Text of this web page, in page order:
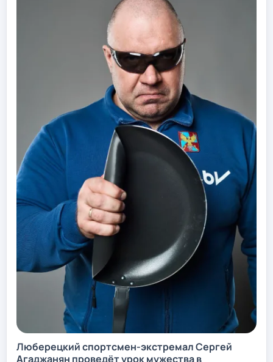
Люберецкий спортсмен-экстремал Сергей
Агаджанян проведёт урок мужества в